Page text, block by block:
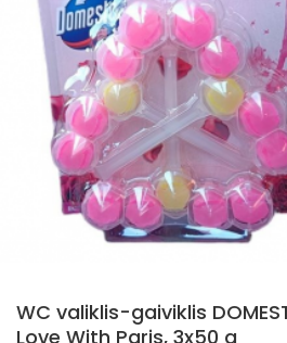
WC valiklis-gaiviklis
Love With Paris, 3x50 g